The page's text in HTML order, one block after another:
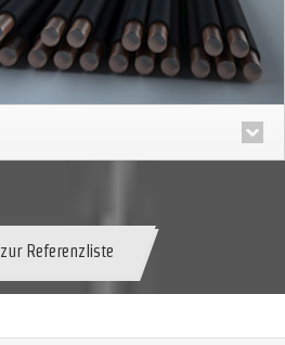
zur Referenzliste